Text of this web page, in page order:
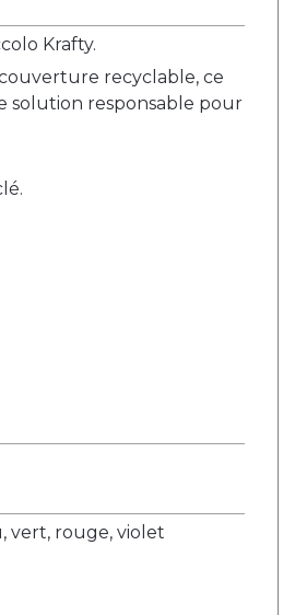
Krafty.
recyclable, ce
solution responsable pour
vert, rouge, violet